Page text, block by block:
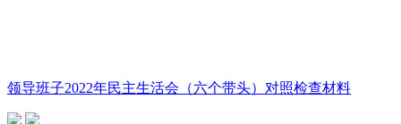
领导班子2022年民主生活会（六个带头）对照检查材料